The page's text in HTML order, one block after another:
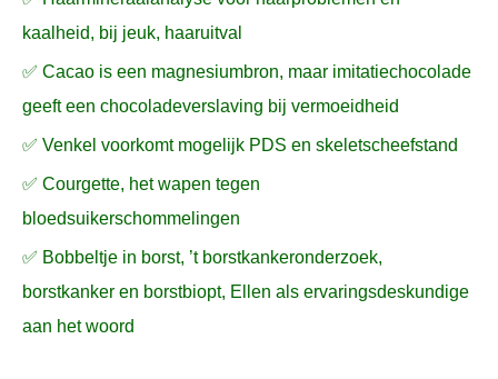
kaalheid, bij jeuk, haaruitval
✅ Cacao is een magnesiumbron, maar imitatiechocolade
geeft een chocoladeverslaving bij vermoeidheid
✅ Venkel voorkomt mogelijk PDS en skeletscheefstand
✅ Courgette, het wapen tegen
bloedsuikerschommelingen
✅ Bobbeltje in borst, ’t borstkankeronderzoek,
borstkanker en borstbiopt, Ellen als ervaringsdeskundige
aan het woord